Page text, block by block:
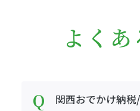
よく
関西おでかけ納